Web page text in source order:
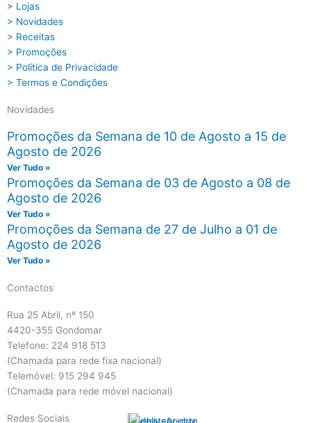
> Lojas
> Novidades
> Receitas
> Promoções
> Política de Privacidade
> Termos e Condições
Novidades
Promoções da Semana de 10 de Agosto a 15 de
Agosto de 2026
Ver Tudo »
Promoções da Semana de 03 de Agosto a 08 de
Agosto de 2026
Ver Tudo »
Promoções da Semana de 27 de Julho a 01 de
Agosto de 2026
Ver Tudo »
Contactos
Rua 25 Abril, nº 150
4420-355 Gondomar
Telefone: 224 918 513
(Chamada para rede fixa nacional)
Telemóvel: 915 294 945
(Chamada para rede móvel nacional)
Redes Sociais